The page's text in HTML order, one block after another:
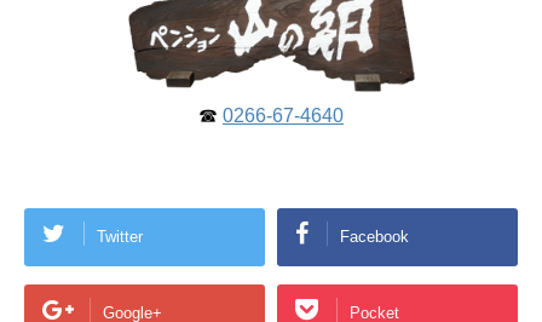
☎ 0266-67-4640
Twitter Facebook
Google+ Pocket